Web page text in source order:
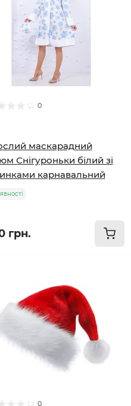
0
маскарадний
Снігуроньки білий зі
карнавальний
грн.
0